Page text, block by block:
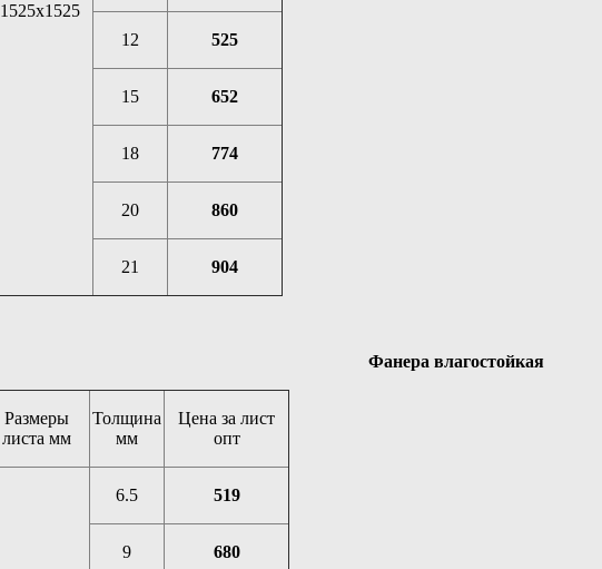
1525х1525
12 525
15 652
18 774
20 860
21 904
Фанера влагостойкая
Размеры
листа мм
Толщина
мм
Цена за лист
опт
6.5 519
9 680